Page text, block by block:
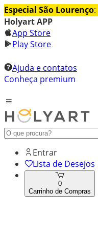
Especial São Lourenço:
Holyart APP
App Store
Play Store
Ajuda e contatos
Conheça premium
Entrar
Lista de Desejos
0
Carrinho de Compras